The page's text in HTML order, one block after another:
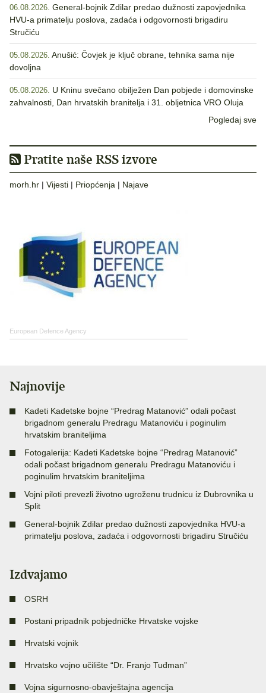
06.08.2026. General-bojnik Zdilar predao dužnosti zapovjednika
HVU-a primatelju poslova, zadaća i odgovornosti brigadiru
Stručiću
05.08.2026. Anušić: Čovjek je ključ obrane, tehnika sama nije
dovoljna
05.08.2026. U Kninu svečano obilježen Dan pobjede i domovinske
zahvalnosti, Dan hrvatskih branitelja i 31. obljetnica VRO Oluja
Pogledaj sve
Pratite naše RSS izvore
morh.hr | Vijesti | Priopćenja | Najave
European Defence Agency
Najnovije
Kadeti Kadetske bojne “Predrag Matanović” odali počast
brigadnom generalu Predragu Matanoviću i poginulim
hrvatskim braniteljima
Fotogalerija: Kadeti Kadetske bojne “Predrag Matanović”
odali počast brigadnom generalu Predragu Matanoviću i
poginulim hrvatskim braniteljima
Vojni piloti prevezli životno ugroženu trudnicu iz Dubrovnika u
Split
General-bojnik Zdilar predao dužnosti zapovjednika HVU-a
primatelju poslova, zadaća i odgovornosti brigadiru Stručiću
Izdvajamo
OSRH
Postani pripadnik pobjedničke Hrvatske vojske
Hrvatski vojnik
Hrvatsko vojno učilište “Dr. Franjo Tuđman”
Vojna sigurnosno-obavještajna agencija